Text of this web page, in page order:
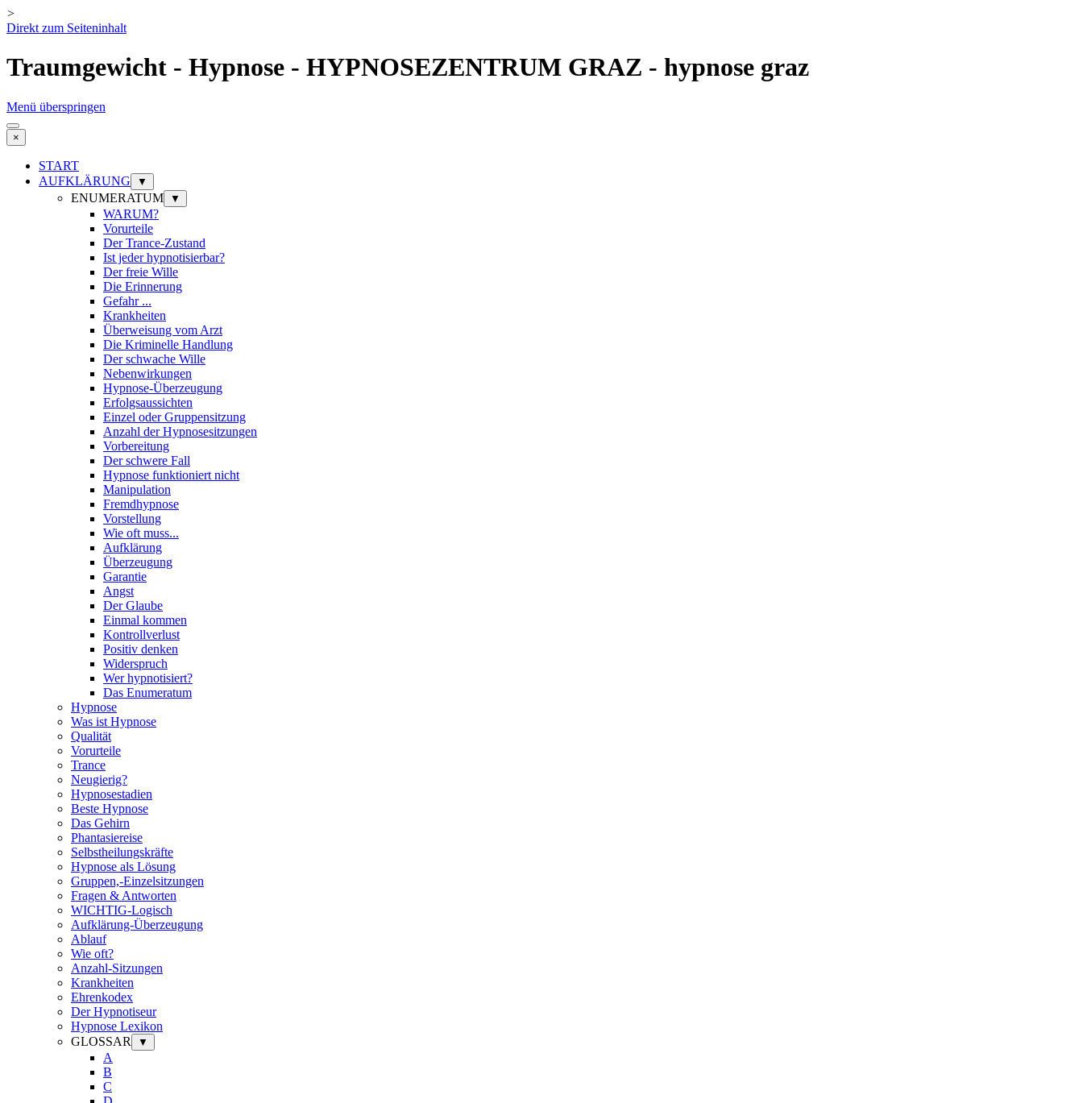
>
Direkt zum Seiteninhalt
Traumgewicht - Hypnose - HYPNOSEZENTRUM GRAZ - hypnose graz
Menü überspringen
×
START
AUFKLÄRUNG
▼
ENUMERATUM ▼
WARUM?
Vorurteile
Der Trance-Zustand
Ist jeder hypnotisierbar?
Der freie Wille
Die Erinnerung
Gefahr ...
Krankheiten
Überweisung vom Arzt
Die Kriminelle Handlung
Der schwache Wille
Nebenwirkungen
Hypnose-Überzeugung
Erfolgsaussichten
Einzel oder Gruppensitzung
Anzahl der Hypnosesitzungen
Vorbereitung
Der schwere Fall
Hypnose funktioniert nicht
Manipulation
Fremdhypnose
Vorstellung
Wie oft muss...
Aufklärung
Überzeugung
Garantie
Angst
Der Glaube
Einmal kommen
Kontrollverlust
Positiv denken
Widerspruch
Wer hypnotisiert?
Das Enumeratum
Hypnose
Was ist Hypnose
Qualität
Vorurteile
Trance
Neugierig?
Hypnosestadien
Beste Hypnose
Das Gehirn
Phantasiereise
Selbstheilungskräfte
Hypnose als Lösung
Gruppen,-Einzelsitzungen
Fragen & Antworten
WICHTIG-Logisch
Aufklärung-Überzeugung
Ablauf
Wie oft?
Anzahl-Sitzungen
Krankheiten
Ehrenkodex
Der Hypnotiseur
Hypnose Lexikon
GLOSSAR
▼
A
B
C